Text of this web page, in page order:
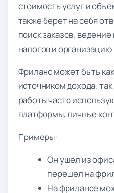
стоимость услуг и
также берет на себя
поиск заказов,
налогов и
Фриланс может быть
источником дохода,
работы часто
платформы, личные
Примеры:
Он ушел из
перешел на
На фрилансе